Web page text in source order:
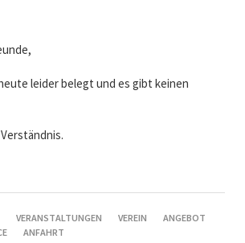
leider belegt und es gibt keinen
VERANSTALTUNGEN VEREIN
ANGEBOT
ANFAHRT